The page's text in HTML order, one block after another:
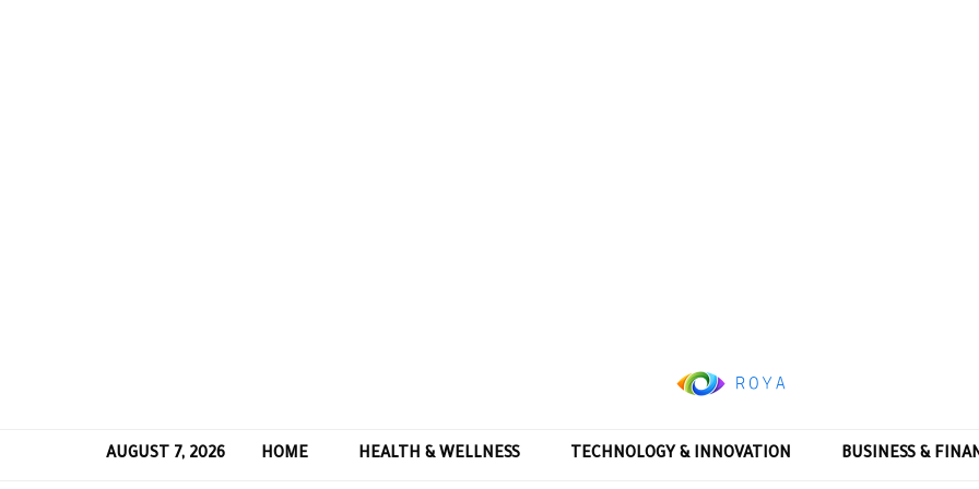
AUGUST 7, 2026 HOME HEALTH & WELLNESS TECHNOLOGY & INNOVATION BUSINESS &